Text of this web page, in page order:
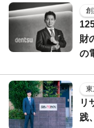
財
の
東
リ
践